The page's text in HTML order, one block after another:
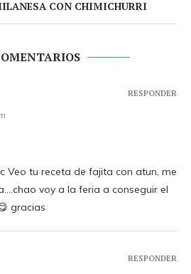
CON CHIMICHURRI
Veo tu receta de fajita con atun, me
voy a la feria a conseguir el
gracias
RESPONDER
RESPONDER